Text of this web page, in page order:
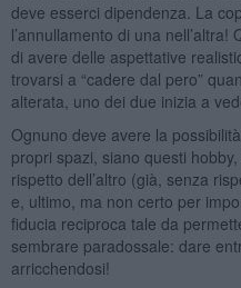
deve esserci dipendenza. La
l’annullamento di una
di avere delle aspettative
trovarsi a “cadere dal pero”
alterata, uno dei due inizia a
Ognuno deve avere la
propri spazi, siano questi
rispetto dell’altro (già, senza
e, ultimo, ma non certo per
fiducia reciproca tale da
sembrare paradossale: dare
arricchendosi!